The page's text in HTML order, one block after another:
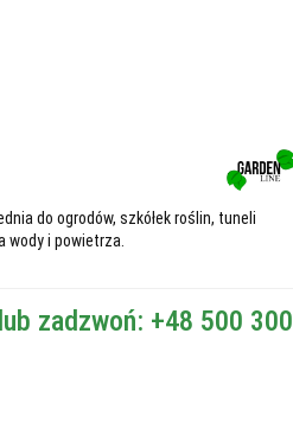
do ogrodów, szkółek roślin, tuneli
wody i powietrza.
zadzwoń: +48 500 300